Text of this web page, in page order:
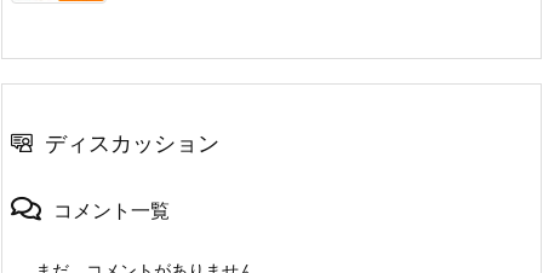
ディスカッション
コメント一覧